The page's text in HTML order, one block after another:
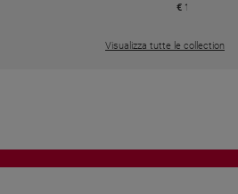
€ 18,50
Visualizza tutte le collection